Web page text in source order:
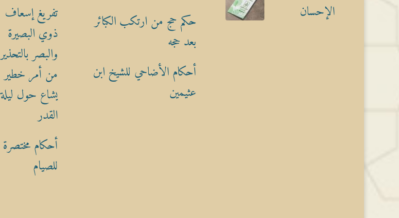
الإحسان
حكم حج من ارتكب الكبائر
بعد حجه
أحكام الأضاحي للشيخ ابن
عثيمين
تفريغ إسعاف
ذوي البصيرة
والبصر بالتحذير
من أمر خطير
يشاع حول ليلة
القدر
أحكام مختصرة
للصيام